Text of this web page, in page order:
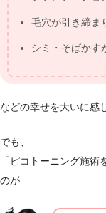
毛穴が引き締ま
シミ・そばかす
などの幸せを大いに感
でも、
「ピコトーニング施
のが